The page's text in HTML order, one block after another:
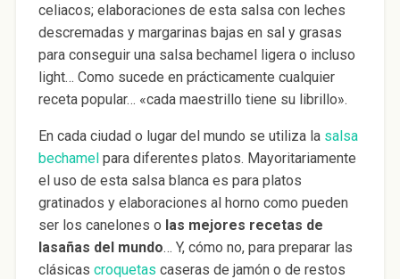
celiacos; elaboraciones de esta salsa con leches
descremadas y margarinas bajas en sal y grasas
para conseguir una salsa bechamel ligera o incluso
light… Como sucede en prácticamente cualquier
receta popular… «cada maestrillo tiene su librillo».
En cada ciudad o lugar del mundo se utiliza la salsa
bechamelpara diferentes platos. Mayoritariamente
el uso de esta salsa blanca es para platos
gratinados y elaboraciones al horno como pueden
ser los canelones o las mejores recetas de
lasañas del mundo… Y, cómo no, para preparar las
clásicas croquetas caseras de jamón o de restos